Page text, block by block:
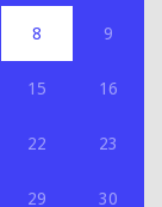
8 9
15 16
22 23
29 30